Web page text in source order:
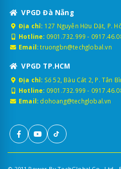
VPGD Đà Nẵng
Địa chỉ: 127 Nguyễn Hữu Dật, P.
Hotline: 0901.732.999 -
Email: truongbn@techglobal.vn
VPGD TP.HCM
Địa chỉ: Số 52, Bàu Cát 2, P. Tân
Hotline: 0901.732.999 -
Email: dohoang@techglobal.vn